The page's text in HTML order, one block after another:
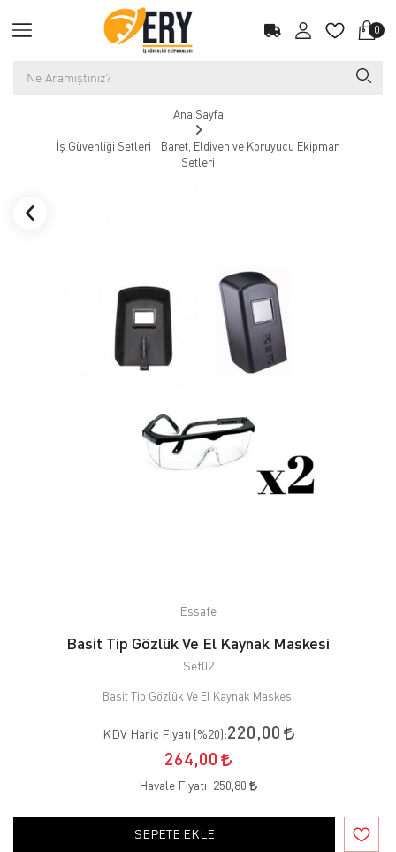
0
Ana Sayfa
İş Güvenliği Setleri | Baret, Eldiven ve Koruyucu Ekipman
Setleri
Essafe
Basit Tip Gözlük Ve El Kaynak Maskesi
Set02
Basit Tip Gözlük Ve El Kaynak Maskesi
KDV Hariç Fiyatı (%20):220,00
264,00
Havale Fiyatı: 250,80
SEPETE EKLE